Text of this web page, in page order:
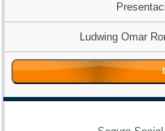
Ludwing Omar